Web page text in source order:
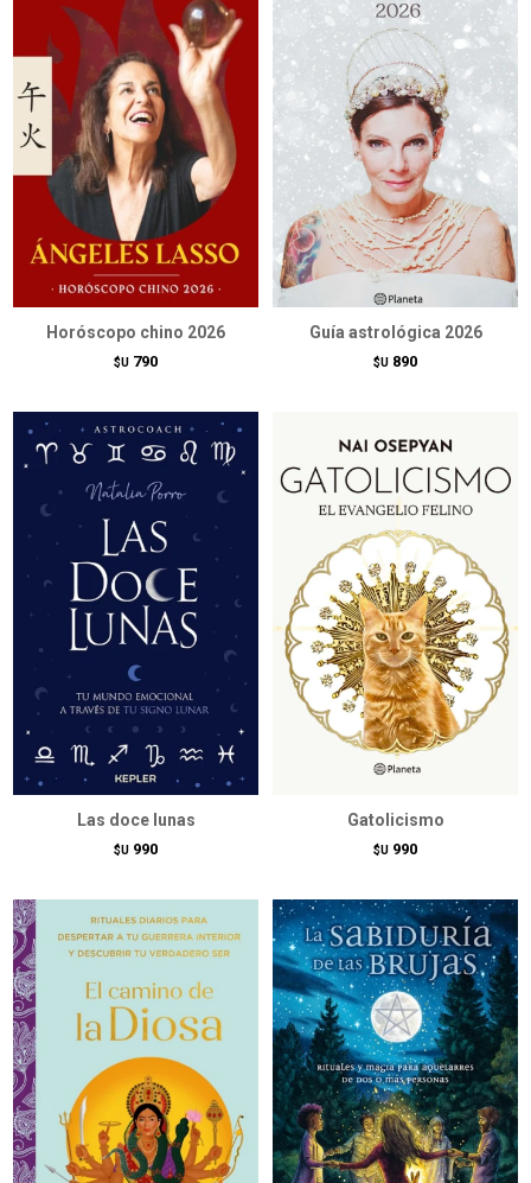
Horóscopo chino 2026
$U 790
Guía astrológica 2026
$U 890
Las doce lunas
$U 990
Gatolicismo
$U 990